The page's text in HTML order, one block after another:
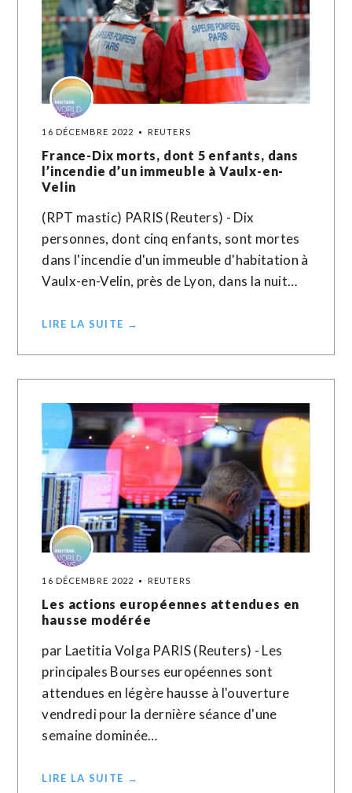
16 DÉCEMBRE 2022 REUTERS
France-Dix morts, dont 5 enfants, dans
l’incendie d’un immeuble à Vaulx-en-
Velin
(RPT mastic) PARIS (Reuters) - Dix
personnes, dont cinq enfants, sont mortes
dans l'incendie d'un immeuble d'habitation à
Vaulx-en-Velin, près de Lyon, dans la nuit…
LIRE LA SUITE →
16 DÉCEMBRE 2022 REUTERS
Les actions européennes attendues en
hausse modérée
par Laetitia Volga PARIS (Reuters) - Les
principales Bourses européennes sont
attendues en légère hausse à l'ouverture
vendredi pour la dernière séance d'une
semaine dominée…
LIRE LA SUITE →